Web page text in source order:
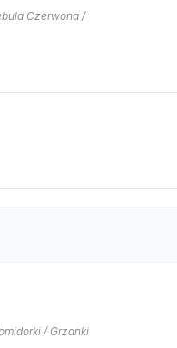
Czerwona /
/ Grzanki